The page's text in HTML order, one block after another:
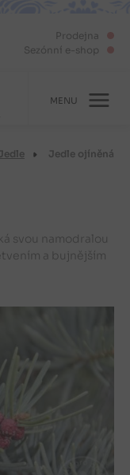
Prodejna
Sezónní e-shop
MENU
Jedle ojíněná
svou namodralou
a bujnějším